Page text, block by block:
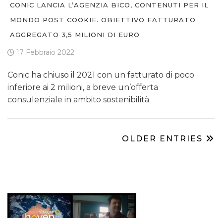
CONIC LANCIA L’AGENZIA BICO, CONTENUTI PER IL
MONDO POST COOKIE. OBIETTIVO FATTURATO
AGGREGATO 3,5 MILIONI DI EURO
17 Febbraio 2022
Conic ha chiuso il 2021 con un fatturato di poco
inferiore ai 2 milioni, a breve un’offerta
consulenziale in ambito sostenibilità
OLDER ENTRIES